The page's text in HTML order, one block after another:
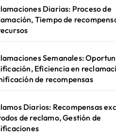
Diarias: Proceso de
Tiempo de
Semanales:
Eficiencia en
de recompensas
Diarios: Recompensas
de reclamo, Gestión de